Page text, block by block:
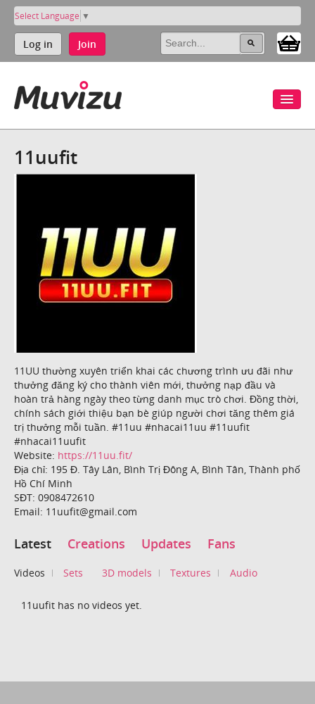
Select Language ▼
Log in Join
11uufit
11UU thường xuyên triển khai các chương trình ưu đãi như
thưởng đăng ký cho thành viên mới, thưởng nạp đầu và
hoàn trả hàng ngày theo từng danh mục trò chơi. Đồng thời,
chính sách giới thiệu bạn bè giúp người chơi tăng thêm giá
trị thưởng mỗi tuần. #11uu #nhacai11uu #11uufit
#nhacai11uufit
Website: https://11uu.fit/
Địa chỉ: 195 Đ. Tây Lân, Bình Trị Đông A, Bình Tân, Thành phố
Hồ Chí Minh
SĐT: 0908472610
Email: 11uufit@gmail.com
Latest Creations Updates Fans
Videos Sets 3D models Textures Audio
11uufit has no videos yet.